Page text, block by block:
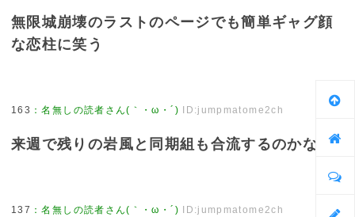
無限城崩壊のラストのページでも簡単ギャグ顔
な恋柱に笑う
163 ：名無しの読者さん(｀・ω・´) ID:jumpmatome2ch
来週で残りの岩風と同期組も合流するのかな
137 ：名無しの読者さん(｀・ω・´) ID:jumpmatome2ch